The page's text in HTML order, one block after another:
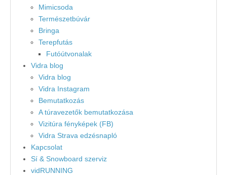
Mimicsoda
Természetbúvár
Bringa
Terepfutás
Futóútvonalak
Vidra blog
Vidra blog
Vidra Instagram
Bemutatkozás
A túravezetők bemutatkozása
Vizitúra fényképek (FB)
Vidra Strava edzésnapló
Kapcsolat
Sí & Snowboard szerviz
vidRUNNING